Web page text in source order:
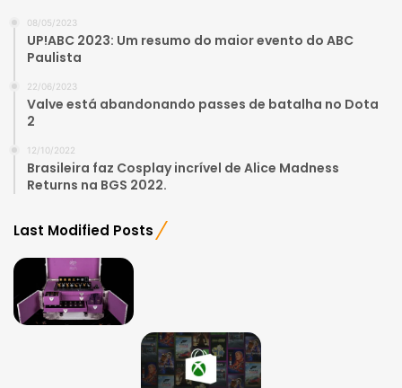
08/05/2023
UP!ABC 2023: Um resumo do maior evento do ABC
Paulista
22/06/2023
Valve está abandonando passes de batalha no Dota
2
12/10/2022
Brasileira faz Cosplay incrível de Alice Madness
Returns na BGS 2022.
Last Modified Posts